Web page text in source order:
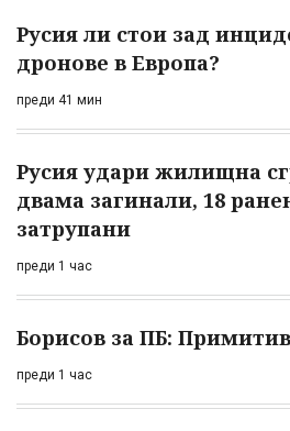
Русия ли стои зад
дронове в Европа?
преди 41 мин
Русия удари жилищна
двама загинали, 18
затрупани
преди 1 час
Борисов за ПБ:
преди 1 час